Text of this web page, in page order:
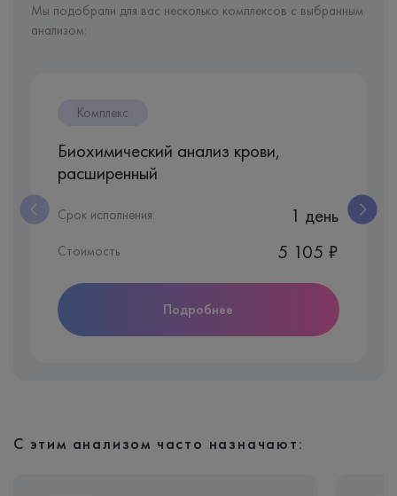
Мы подобрали для вас несколько комплексов с выбранным
анализом:
Комплекс
Биохимический анализ крови,
расширенный
Срок исполнения: 1 день
Стоимость 5 105 ₽
Подробнее
С этим анализом часто назначают: